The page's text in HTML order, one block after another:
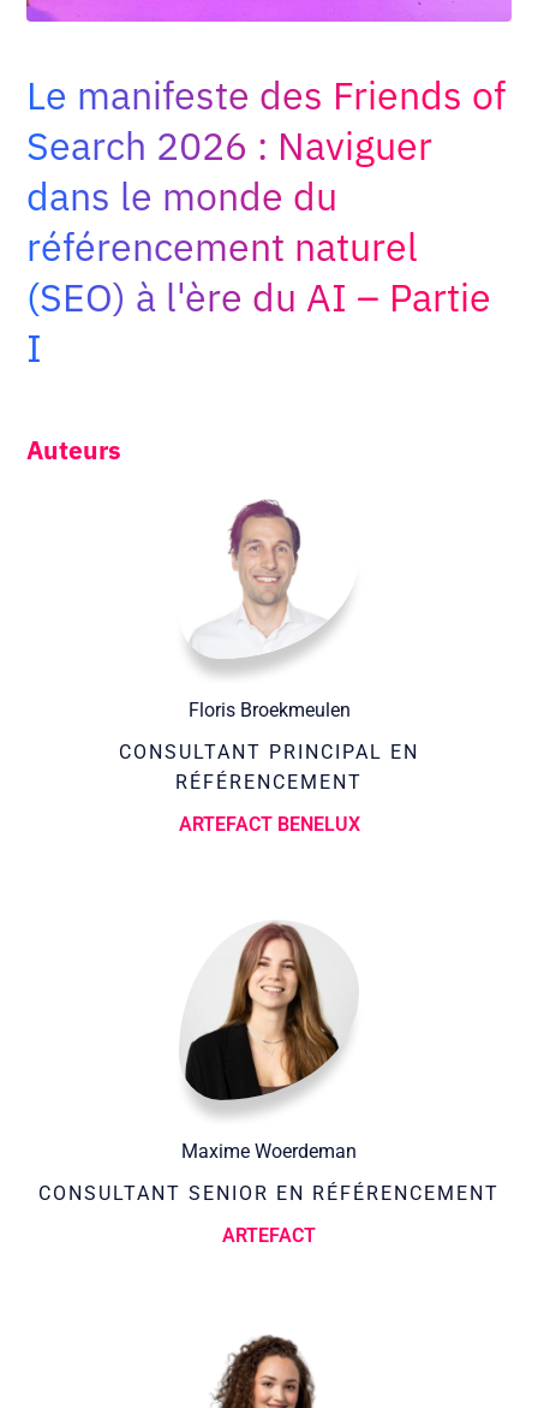
Adopt AI
FR
Le manifeste des Friends of
Search 2026 : Naviguer
dans le monde du
référencement naturel
(SEO) à l'ère du AI – Partie
I
Auteurs
Floris Broekmeulen
CONSULTANT PRINCIPAL EN
RÉFÉRENCEMENT
ARTEFACT BENELUX
Maxime Woerdeman
CONSULTANT SENIOR EN RÉFÉRENCEMENT
ARTEFACT